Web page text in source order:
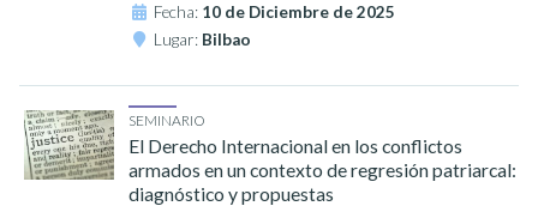
Fecha: 10 de Diciembre de 2025
Lugar: Bilbao
SEMINARIO
El Derecho Internacional en los conflictos
armados en un contexto de regresión patriarcal:
diagnóstico y propuestas